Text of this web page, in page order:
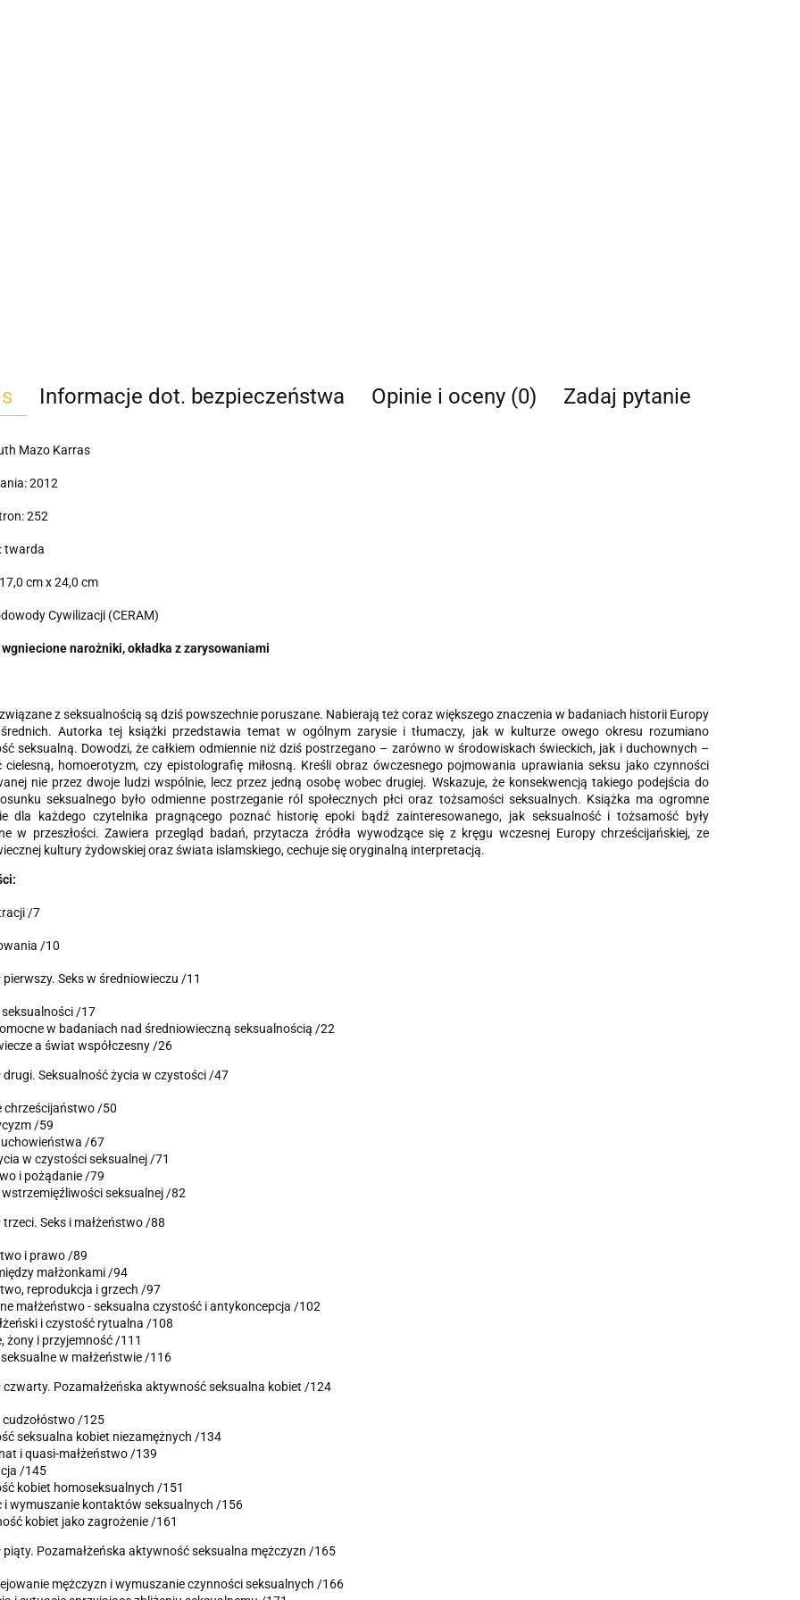
Informacje dot. bezpieczeństwa Opinie i oceny (0) Zadaj pytanie
Mazo Karras
2012
252
twarda
cm x 24,0 cm
Cywilizacji (CERAM)
narożniki, okładka z zarysowaniami
z seksualnością są dziś powszechnie poruszane. Nabierają też coraz większego znaczenia w badaniach historii Europy
Autorka tej książki przedstawia temat w ogólnym zarysie i tłumaczy, jak w kulturze owego okresu rozumiano
seksualną. Dowodzi, że całkiem odmiennie niż dziś postrzegano – zarówno w środowiskach świeckich, jak i duchownych –
cielesną, homoerotyzm, czy epistolografię miłosną. Kreśli obraz ówczesnego pojmowania uprawiania seksu jako czynności
nie przez dwoje ludzi wspólnie, lecz przez jedną osobę wobec drugiej. Wskazuje, że konsekwencją takiego podejścia do
seksualnego było odmienne postrzeganie ról społecznych płci oraz tożsamości seksualnych. Książka ma ogromne
dla każdego czytelnika pragnącego poznać historię epoki bądź zainteresowanego, jak seksualność i tożsamość były
w przeszłości. Zawiera przegląd badań, przytacza źródła wywodzące się z kręgu wczesnej Europy chrześcijańskiej, ze
kultury żydowskiej oraz świata islamskiego, cechuje się oryginalną interpretacją.
/7
/10
pierwszy. Seks w średniowieczu /11
/17
w badaniach nad średniowieczną seksualnością /22
a świat współczesny /26
drugi. Seksualność życia w czystości /47
chrześcijaństwo /50
/59
/67
w czystości seksualnej /71
i pożądanie /79
seksualnej /82
trzeci. Seks i małżeństwo /88
i prawo /89
małżonkami /94
reprodukcja i grzech /97
małżeństwo - seksualna czystość i antykoncepcja /102
i czystość rytualna /108
żony i przyjemność /111
w małżeństwie /116
czwarty. Pozamałżeńska aktywność seksualna kobiet /124
cudzołóstwo /125
seksualna kobiet niezamężnych /134
i quasi-małżeństwo /139
/145
kobiet homoseksualnych /151
i wymuszanie kontaktów seksualnych /156
kobiet jako zagrożenie /161
piąty. Pozamałżeńska aktywność seksualna mężczyzn /165
mężczyzn i wymuszanie czynności seksualnych /166